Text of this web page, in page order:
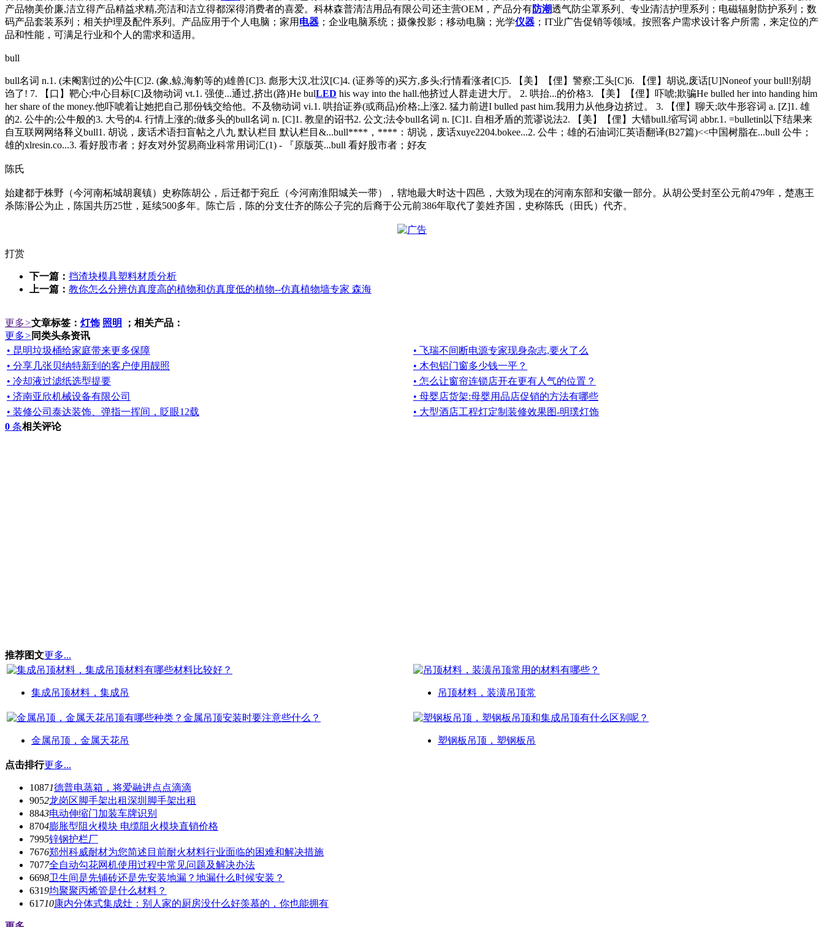
产品物美价廉,洁立得产品精益求精,亮洁和洁立得都深得消费者的喜爱。科林森普清洁用品有限公司还主营OEM，产品分有防潮透气防尘罩系列、专业清洁护理系列；电磁辐射防护系列；数
码产品套装系列；相关护理及配件系列。产品应用于个人电脑；家用 电器 ；企业电脑系统；摄像投影；移动电脑；光学仪器 ；IT业广告促销等领域。按照客户需求设计客户所需，来定位的产
品和性能，可满足行业和个人的需求和适用。
bull
bull名词 n.1. (未阉割过的)公牛[C]2. (象,鲸,海豹等的)雄兽[C]3. 彪形大汉,壮汉[C]4. (证券等的)买方,多头;行情看涨者[C]5. 【美】【俚】警察;工头[C]6. 【俚】胡说,废话[U]Noneof your bull!别胡
诌了! 7. 【口】靶心;中心目标[C]及物动词 vt.1. 强使...通过,挤出(路)He bulLED his way into the hall.他挤过人群走进大厅。 2. 哄抬...的价格3. 【美】【俚】吓唬;欺骗He bulled her into handing him
her share of the money.他吓唬着让她把自己那份钱交给他。不及物动词 vi.1. 哄抬证券(或商品)价格;上涨2. 猛力前进I bulled past him.我用力从他身边挤过。 3. 【俚】聊天;吹牛形容词 a. [Z]1. 雄
的2. 公牛的;公牛般的3. 大号的4. 行情上涨的;做多头的bull名词 n. [C]1. 教皇的诏书2. 公文;法令bull名词 n. [C]1. 自相矛盾的荒谬说法2. 【美】【俚】大错bull.缩写词 abbr.1. =bulletin以下结果来
自互联网网络释义bull1. 胡说，废话术语扫盲帖之八九 默认栏目 默认栏目&...bull****，****：胡说，废话xuye2204.bokee...2. 公牛；雄的石油词汇英语翻译(B27篇)<<中国树脂在...bull 公牛；
雄的xlresin.co...3. 看好股市者；好友对外贸易商业科常用词汇(1) - 『原版英...bull 看好股市者；好友
陈氏
始建都于株野（今河南柘城胡襄镇）史称陈胡公，后迁都于宛丘（今河南淮阳城关一带），辖地最大时达十四邑，大致为现在的河南东部和安徽一部分。从胡公受封至公元前479年，楚惠王
杀陈湣公为止，陈国共历25世，延续500多年。陈亡后，陈的分支仕齐的陈公子完的后裔于公元前386年取代了姜姓齐国，史称陈氏（田氏）代齐。
打赏
下一篇： 挡渣块模具塑料材质分析
上一篇： 教你怎么分辨仿真度高的植物和仿真度低的植物--仿真植物墙专家 森海
更多>文章标签： 灯饰 照明
；相关产品：
更多> 同类头条资讯
• 昆明垃圾桶给家庭带来更多保障
• 飞瑞不间断电源专家现身杂志,要火了么
• 分享几张贝纳特新到的客户使用靓照
• 木包铝门窗多少钱一平？
• 冷却液过滤纸选型提要
• 怎么让窗帘连锁店开在更有人气的位置？
• 济南亚欣机械设备有限公司
• 母婴店货架:母婴用品店促销的方法有哪些
• 装修公司泰达装饰、弹指一挥间，眨眼12载
• 大型酒店工程灯定制装修效果图-明璞灯饰
0 条相关评论
推荐图文更多...
集成吊顶材料，集成吊 吊顶材料，装潢吊顶常
金属吊顶，金属天花吊 塑钢板吊顶，塑钢板吊
点击排行更多...
10871德普电蒸箱，将爱融进点点滴滴
9052龙岗区脚手架出租深圳脚手架出租
8843电动伸缩门加装车牌识别
8704膨胀型阻火模块 电缆阻火模块直销价格
7995锌钢护栏厂
7676郑州科威耐材为您简述目前耐火材料行业面临的困难和解决措施
7077全自动勾花网机使用过程中常见问题及解决办法
6698卫生间是先铺砖还是先安装地漏？地漏什么时候安装？
6319均聚聚丙烯管是什么材料？
61710康内分体式集成灶：别人家的厨房没什么好羡慕的，你也能拥有